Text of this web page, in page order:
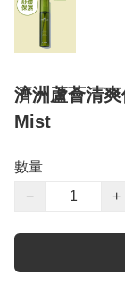
濟洲蘆薈清
Mist
數量
−
+